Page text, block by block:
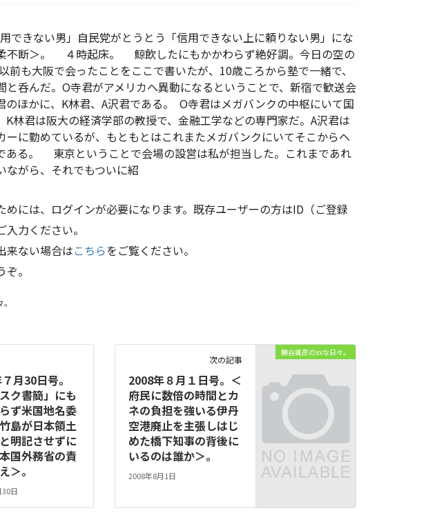
できない男」自民党がとうとう「信用できない上に頼りない男」にな
不断＞。 ４時起床。 鯨飲したにもかかわらず絶好調。今日の空の
も大阪で会ったことをここで書いたが、10歳ころから塾で一緒で、
と呑んだ。O寺君がアメリカへ異動になるということで、新宿で歓送会
ほかに、K林君、A沢君である。 O寺君はメガバンクの中枢にいて国
林君は阪大の経済学部の教授で、金融工学などの専門家だ。A沢君は
ーに勤めているが、もともとはこれまたメガバンクにいてそこからヘ
ある。 東京ということで会場の設営は私が担当した。これまであれ
ながら、それでもついに紹
めには、ログインが必要になります。既存ユーザーの方はID（ご登録
力ください。
来ない場合はこちらをご覧ください。
ぞ。
月30日号。
ク書簡」にも
ず米国地名委
島が日本領土
明記させずに
国外務省の責
＞。
日
勝谷誠彦のxxな日々。
次の記事
2008年８月１日号。＜
府民に数倍の時間とカ
ネの負担を強いる伊丹
空港廃止を主張しはじ
めた橋下知事の背後に
いるのは誰か＞。
2008年8月1日